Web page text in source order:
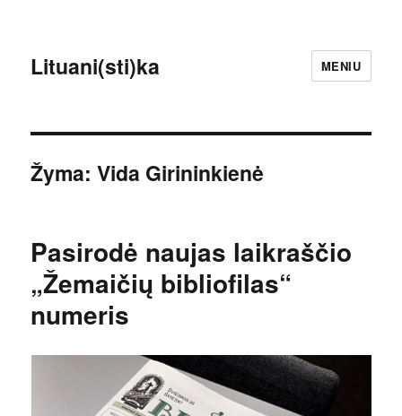
Lituani(sti)ka MENIU
Žyma:Vida Girininkienė
Pasirodė naujas laikraščio
„Žemaičių bibliofilas“
numeris